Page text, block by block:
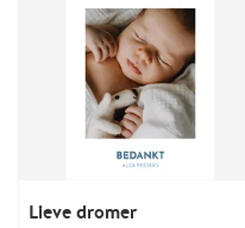
Lieve dromer